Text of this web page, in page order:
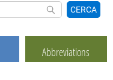
CERCA
Abbreviations